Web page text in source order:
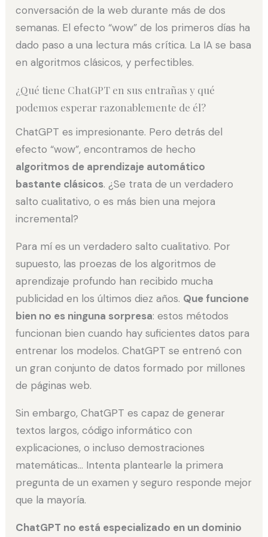
conversación de la web durante más de dos
semanas. El efecto “wow” de los primeros días ha
dado paso a una lectura más crítica. La IA se basa
en algoritmos clásicos, y perfectibles.
¿Qué tiene ChatGPT en sus entrañas y qué
podemos esperar razonablemente de él?
ChatGPT es impresionante. Pero detrás del
efecto “wow”, encontramos de hecho
algoritmos de aprendizaje automático
bastante clásicos. ¿Se trata de un verdadero
salto cualitativo, o es más bien una mejora
incremental?
Para mí es un verdadero salto cualitativo. Por
supuesto, las proezas de los algoritmos de
aprendizaje profundo han recibido mucha
publicidad en los últimos diez años. Que funcione
bien no es ninguna sorpresa: estos métodos
funcionan bien cuando hay suficientes datos para
entrenar los modelos. ChatGPT se entrenó con
un gran conjunto de datos formado por millones
de páginas web.
Sin embargo, ChatGPT es capaz de generar
textos largos, código informático con
explicaciones, o incluso demostraciones
matemáticas… Intenta plantearle la primera
pregunta de un examen y seguro responde mejor
que la mayoría.
ChatGPT no está especializado en un dominio